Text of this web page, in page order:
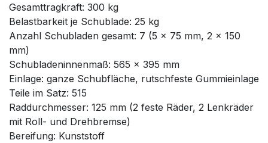
Gesamttragkraft: 300 kg
Belastbarkeit je Schublade: 25 kg
Anzahl Schubladen gesamt: 7 (5 x 75 mm, 2 x 150
mm)
Schubladeninnenmaß: 565 x 395 mm
Einlage: ganze Schubfläche, rutschfeste Gummieinlage
Teile im Satz: 515
Raddurchmesser: 125 mm (2 feste Räder, 2 Lenkräder
mit Roll- und Drehbremse)
Bereifung: Kunststoff